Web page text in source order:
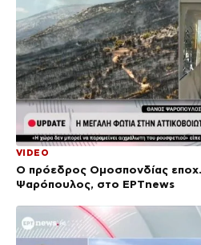
VIDEO
Ο πρόεδρος Ομοσπονδίας
Ψαρόπουλος, στο ΕΡΤnews